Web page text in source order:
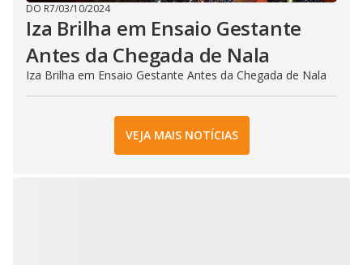
DO R7/03/10/2024
Iza Brilha em Ensaio Gestante
Antes da Chegada de Nala
Iza Brilha em Ensaio Gestante Antes da Chegada de Nala
VEJA MAIS NOTÍCIAS